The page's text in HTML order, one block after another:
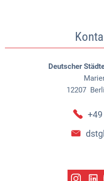
Deutscher
12207